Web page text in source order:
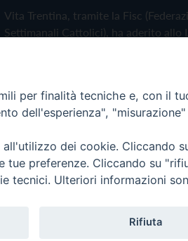
Vita Trentina, tramite la Fisc
Settimanali Cattolici), ha aderito allo
Privacy Policy Cookie Policy
Editrice
per finalità tecniche e, con il
dell'esperienza",
dei cookie. Cliccando
tue preferenze. Cliccando su
tecnici. Ulteriori informazioni
Rifiuta